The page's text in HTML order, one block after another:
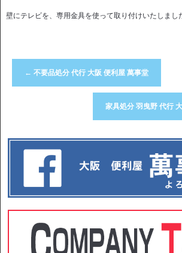
壁にテレビを、専用金具を使って取り付けいたしまし
← 不要品処分 代行 大阪 便利屋 萬事堂
家具処分 羽曳野 代行